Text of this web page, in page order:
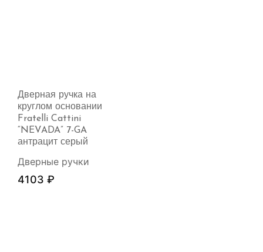
Дверная ручка на
круглом основании
Fratelli Cattini
“NEVADA” 7-GA
антрацит серый
Дверные ручки
4103 ₽